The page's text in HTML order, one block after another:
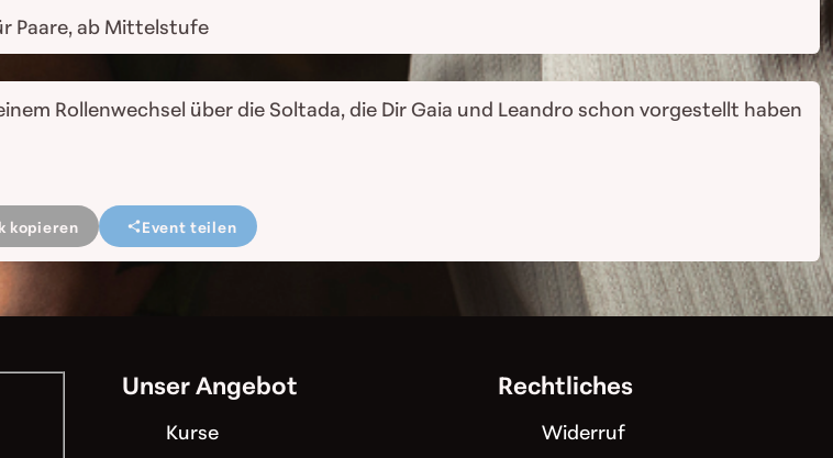
Paare, ab Mittelstufe
Rollenwechsel über die Soltada, die Dir Gaia und Leandro schon vorgestellt haben
kopieren Event teilen
Unser Angebot
Kurse
Rechtliches
Widerruf